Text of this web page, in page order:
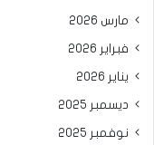
مارس 2026
فبراير 2026
يناير 2026
ديسمبر 2025
نوفمبر 2025